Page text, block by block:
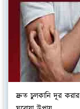
দ্রুত চুলকানি দূর